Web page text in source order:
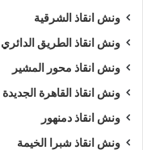
ونش انقاذ الشرقية
ونش انقاذ الطريق الدائري
ونش انقاذ محور المشير
ونش انقاذ القاهرة الجديدة
ونش انقاذ دمنهور
ونش انقاذ شبرا الخيمة